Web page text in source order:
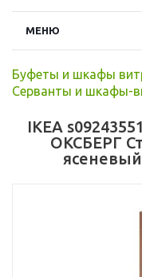
МЕНЮ
Буфеты и шкафы
Серванты и шкафы-
IKEA
ОКСБЕРГ